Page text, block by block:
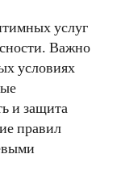
услуг
Важно
условиях
и защита
правил